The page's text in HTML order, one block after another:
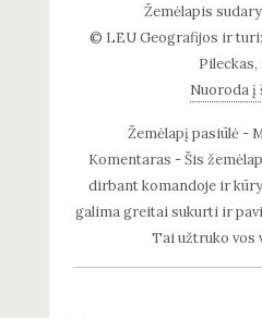
Žemėlapis
© LEU Geografijos ir
Pileckas,
Nuoroda į
Žemėlapį pasiūlė -
Komentaras - Šis
dirbant komandoje ir
galima greitai sukurti ir
Tai užtruko vos